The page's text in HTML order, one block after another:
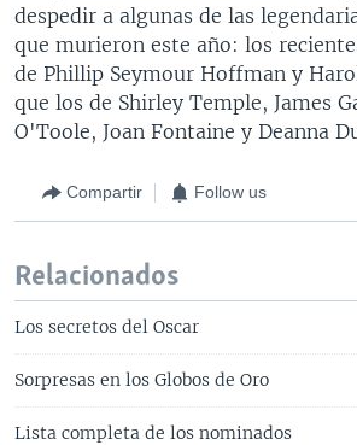
despedir a algunas de las
que murieron este año: los
de Phillip Seymour Hoffman y
que los de Shirley Temple, James
O'Toole, Joan Fontaine y Deanna
Compartir Follow us
Relacionados
Los secretos del Oscar
Sorpresas en los Globos de Oro
Lista completa de los nominados